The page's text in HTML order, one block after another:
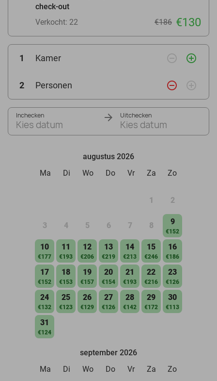
check-out
Verkocht: 22 €186 €130
1 Kamer remove_circle_outline add_circle_outline
2 Personen remove_circle_outline add_circle_outline
Inchecken
Kies datum
Uitchecken
Kies datum
augustus 2026
Ma
Di Wo Do Vr Za Zo
1 2
3 4 5 6 7 8 9
€152
10
€177
11
€193
12
€206
13
€219
14
€213
15
€246
16
€186
17
€152
18
€153
19
€157
20
€154
21
€193
22
€216
23
€126
24
€132
25
€123
26
€129
27
€126
28
€142
29
€172
30
€113
31
€124
september 2026
Ma
Di Wo Do Vr Za Zo